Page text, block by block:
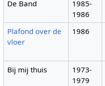
De Band
1985-
1986
Plafond over de
vloer
1986
Bij mij thuis
1973-
1979